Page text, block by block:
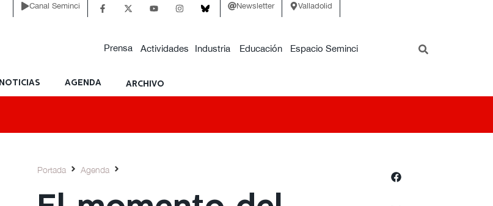
Canal Seminci Newsletter Valladolid
Prensa Actividades Industria Educación Espacio Seminci
NOTICIAS AGENDA ARCHIVO
Portada Agenda